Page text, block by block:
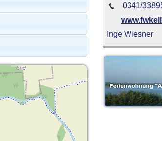
0341/
Inge Wiesner